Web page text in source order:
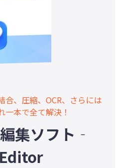
合、圧縮、OCR、さらには
一本で全て解決！
集ソフト‐